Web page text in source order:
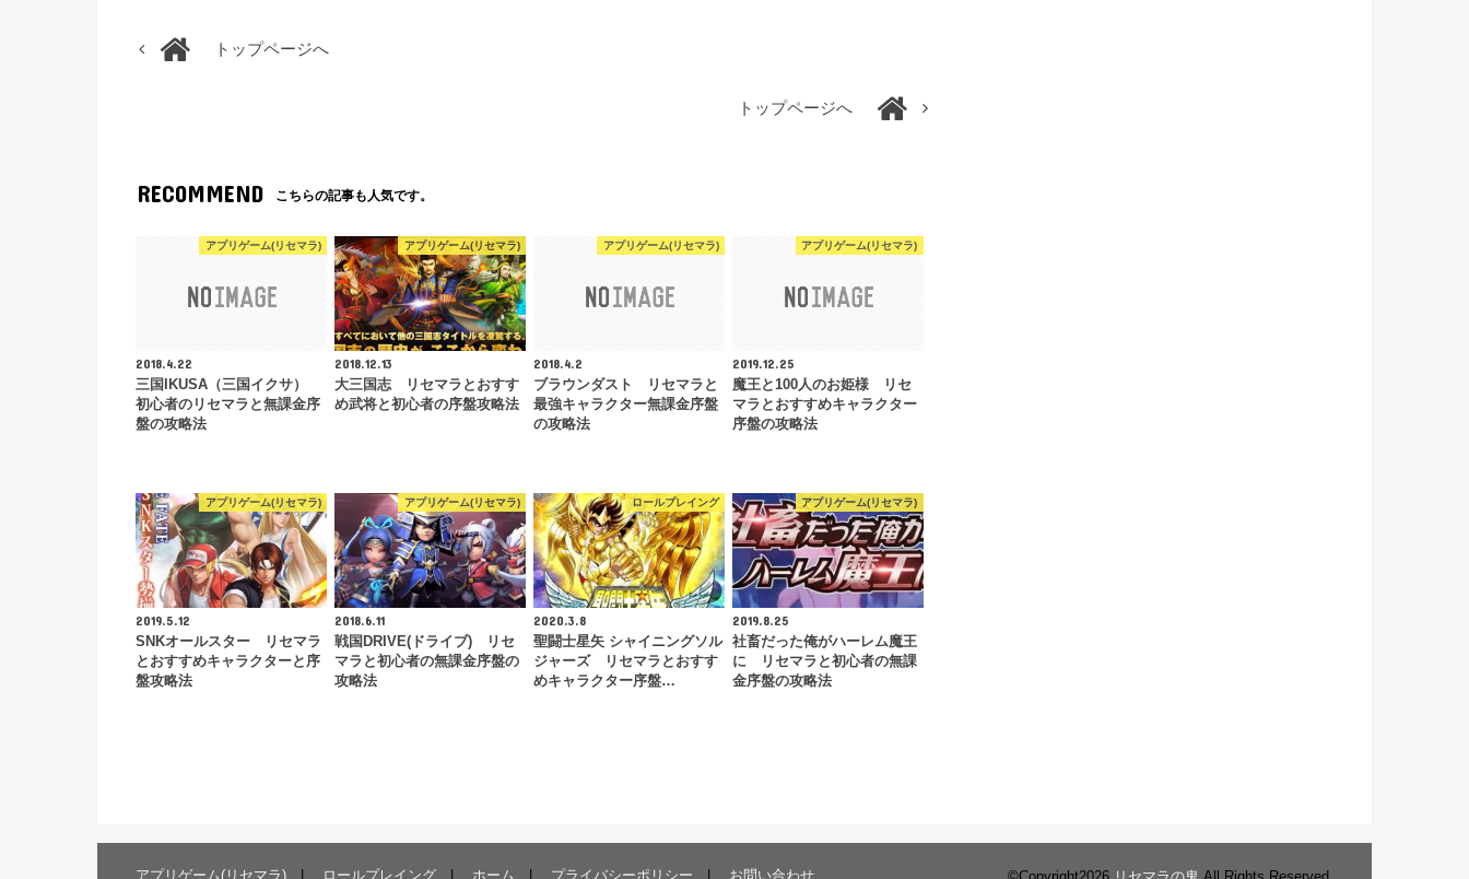
トップページへ
トップページへ
RECOMMEND こちらの記事も人気です。
アプリゲーム(リセマラ)
2018.4.22
三国IKUSA（三国イクサ）
初心者のリセマラと無課金序
盤の攻略法
アプリゲーム(リセマラ)
2018.12.13
大三国志 リセマラとおすす
め武将と初心者の序盤攻略法
アプリゲーム(リセマラ)
2018.4.2
ブラウンダスト リセマラと
最強キャラクター無課金序盤
の攻略法
アプリゲーム(リセマラ)
2019.12.25
魔王と100人のお姫様 リセ
マラとおすすめキャラクター
序盤の攻略法
アプリゲーム(リセマラ)
2019.5.12
SNKオールスター リセマラ
とおすすめキャラクターと序
盤攻略法
アプリゲーム(リセマラ)
2018.6.11
戦国DRIVE(ドライブ) リセ
マラと初心者の無課金序盤の
攻略法
ロールプレイング
2020.3.8
聖闘士星矢 シャイニングソル
ジャーズ リセマラとおすす
めキャラクター序盤…
アプリゲーム(リセマラ)
2019.8.25
社畜だった俺がハーレム魔王
に リセマラと初心者の無課
金序盤の攻略法
アプリゲーム(リセマラ) ロールプレイング ホーム プライバシーポリシー お問い合わせ